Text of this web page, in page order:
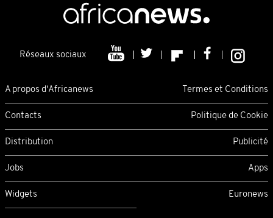
Réseaux sociaux
A propos d'Africanews Termes et Conditions
Contacts Politique de Cookie
Distribution Publicité
Jobs Apps
Widgets Euronews